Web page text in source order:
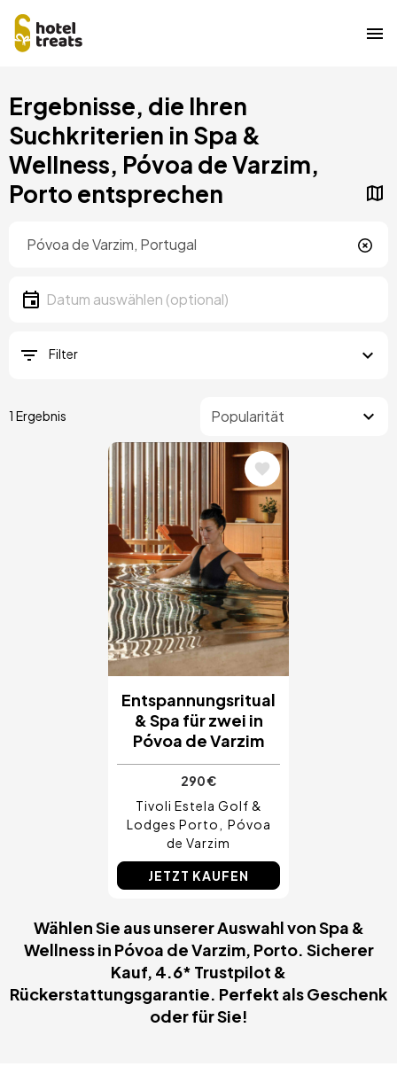
zum
Inhalt
Ergebnisse, die Ihren
Suchkriterien in Spa &
Wellness, Póvoa de Varzim,
Porto entsprechen
Datum
Datum auswählen
Filter
1 Ergebnis
Bild
Entspannungsritual
& Spa für zwei in
Póvoa de Varzim
290 €
Tivoli Estela Golf &
Lodges Porto
Póvoa
de Varzim
JETZT KAUFEN
Wählen Sie aus unserer Auswahl von Spa &
Wellness in Póvoa de Varzim, Porto. Sicherer
Kauf, 4.6* Trustpilot &
Rückerstattungsgarantie. Perfekt als Geschenk
oder für Sie!